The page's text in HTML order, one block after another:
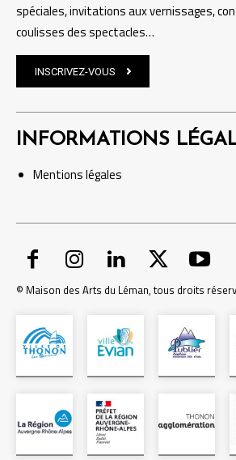
spéciales, invitations aux vernissages,
coulisses des spectacles…
INSCRIVEZ-VOUS
INFORMATIONS
Mentionslégales
© Maison des Arts du Léman, tous droits